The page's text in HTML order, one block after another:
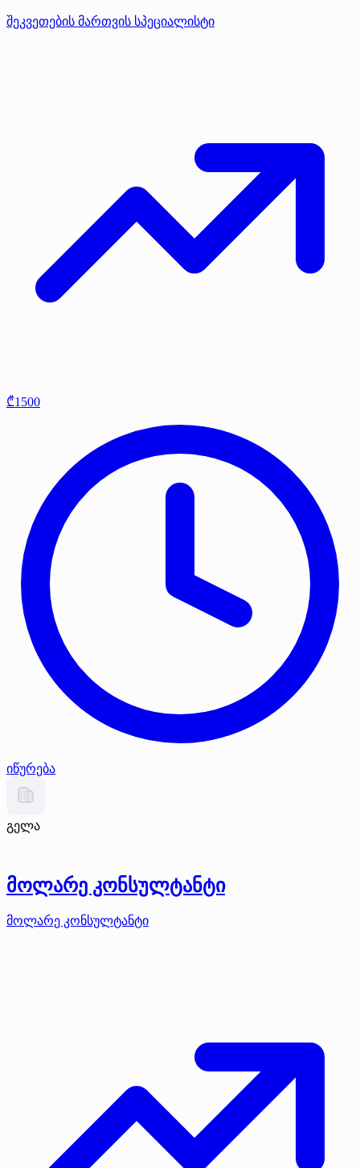
შეკვეთების მართვის სპეციალისტი
₾1500
იწურება
გელა
მოლარე კონსულტანტი
მოლარე კონსულტანტი